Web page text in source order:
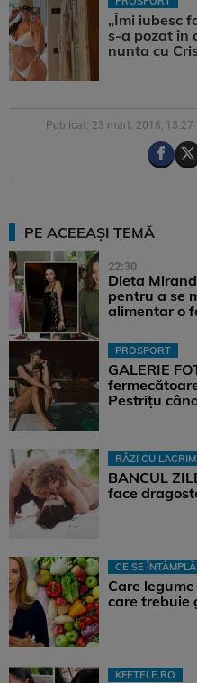
„Îmi iubesc
s-a pozat în
nunta cu
Publicat: 23 mart. 2018, 15:27
PE ACEEAȘI TEMĂ
22:30
Dieta
pentru a se
alimentar o
PROSPORT
GALERIE
Pestrițu
RÂZI CU
BANCUL
face
CE SE
Care
care trebuie
KFETELE.RO